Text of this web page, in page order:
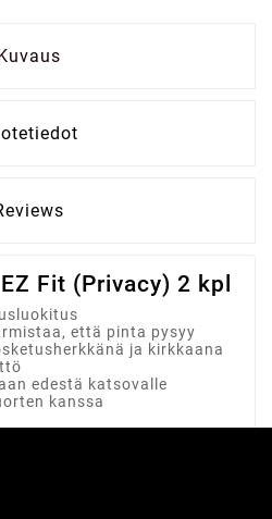
Fit (Privacy) 2 kpl
että pinta pysyy
ja kirkkaana
edestä katsovalle
kanssa